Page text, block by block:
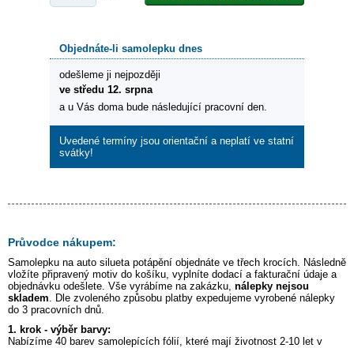
Objednáte-li samolepku dnes
odešleme ji nejpozději
ve středu 12. srpna
a u Vás doma bude následující pracovní den.
Uvedené termíny jsou orientační a neplatí ve statní
svátky!
Průvodce nákupem:
Samolepku na auto silueta potápění objednáte ve třech krocích. Následně
vložíte připravený motiv do košíku, vyplníte dodací a fakturační údaje a
objednávku odešlete. Vše vyrábíme na zakázku, nálepky nejsou
skladem. Dle zvoleného způsobu platby expedujeme vyrobené nálepky
do 3 pracovních dnů.
1. krok - výběr barvy:
Nabízíme 40 barev samolepících fólií, které mají životnost 2-10 let v